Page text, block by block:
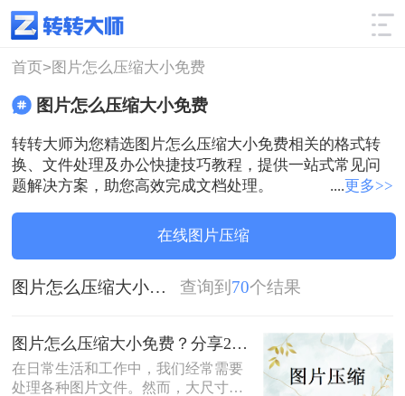
使用技巧 筛选
首页>图片怎么压缩大小免费
图片怎么压缩大小免费
转转大师为您精选图片怎么压缩大小免费相关的格式转
换、文件处理及办公快捷技巧教程，提供一站式常见问
题解决方案，助您高效完成文档处理。
....更多>>
在线图片压缩
图片怎么压缩大小免费 查询到 70个结果
图片怎么压缩大小免费？分享2种实用压缩方法！
在日常生活和工作中，我们经常需要
处理各种图片文件。然而，大尺寸的